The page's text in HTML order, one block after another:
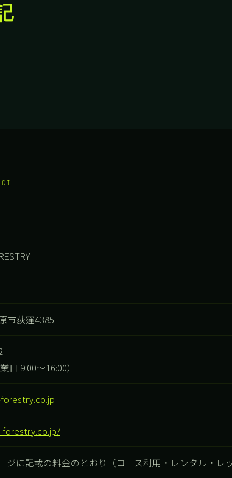
市荻窪4385
日 9:00〜16:00）
ジに記載の料金のとおり（コース利用・レンタル・レッ